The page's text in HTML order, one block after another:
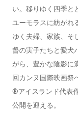
い。移りゆく四季と
ユーモラスに紡がれ
ゆく夫婦、家族、
督の実子たちと愛犬
がら、豊かな陰影に
回カンヌ国際映画祭
®アイスランド代表
公開を迎える。